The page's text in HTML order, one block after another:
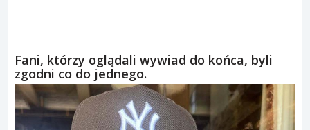
Fani, którzy oglądali wywiad do końca, byli
zgodni co do jednego.